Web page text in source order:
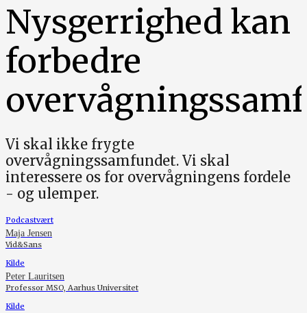
Nysgerrighed kan
forbedre
Vi skal ikke frygte
overvågningssamfundet. Vi skal
interessere os for overvågningens fordele
- og ulemper.
Podcastvært
Maja Jensen
Vid&Sans
Kilde
Peter Lauritsen
Professor MSO, Aarhus Universitet
Kilde